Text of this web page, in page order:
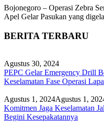
Bojonegoro – Operasi Zebra
Apel Gelar Pasukan yang
BERITA TERBARU
Agustus 30, 2024
PEPC Gelar Emergency Drill
Keselamatan Fase Operasi
Agustus 1, 2024Agustus 1,
Komitmen Jaga Keselamatan
Begini Kesepakatannya